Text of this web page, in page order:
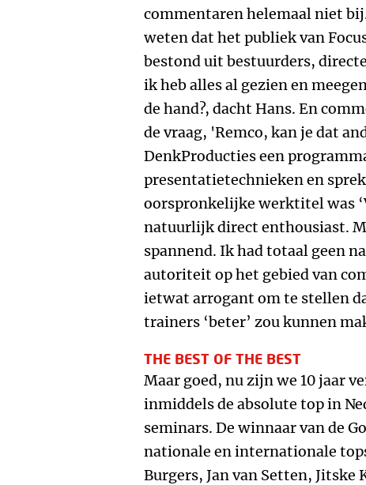
commentaren helemaal niet
weten dat het publiek van
bestond uit bestuurders,
ik heb alles al gezien en
de hand?, dacht Hans. En
de vraag, 'Remco, kan je dat
DenkProducties een
presentatietechnieken en
oorspronkelijke werktitel was
natuurlijk direct enthousiast.
spannend. Ik had totaal geen
autoriteit op het gebied van
ietwat arrogant om te stellen
trainers ‘beter’ zou kunnen
THE BEST OF THE BEST
Maar goed, nu zijn we 10 jaar
inmiddels de absolute top in
seminars. De winnaar van de
nationale en internationale
Burgers, Jan van Setten, Jitske